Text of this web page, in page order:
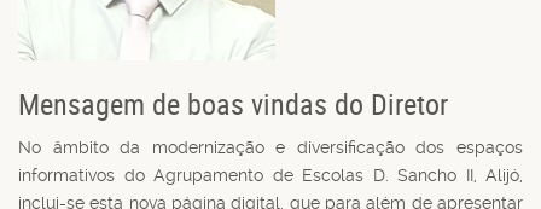
Mensagem de boas vindas do Diretor
No âmbito da modernização e diversificação dos espaços
informativos do Agrupamento de Escolas D. Sancho II, Alijó,
inclui-se esta nova página digital, que para além de apresentar